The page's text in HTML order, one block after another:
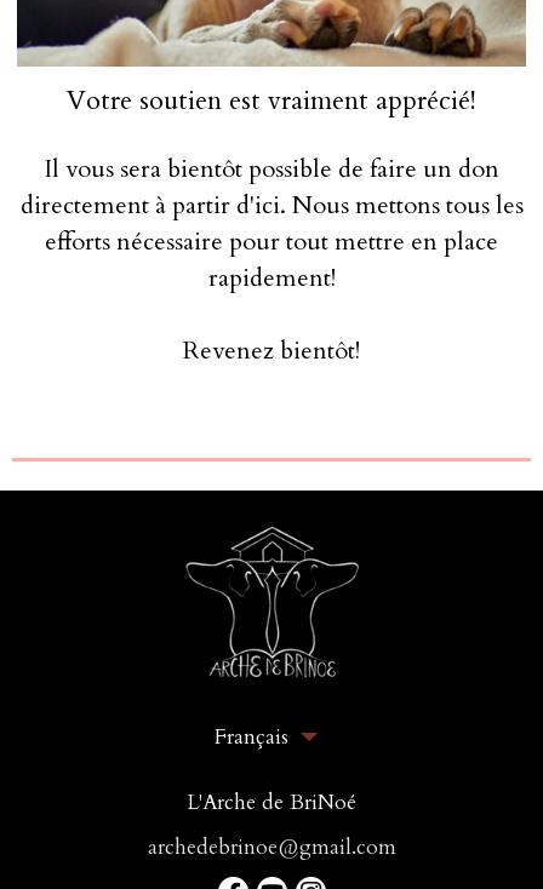
Votre soutien est vraiment apprécié!
Il vous sera bientôt possible de faire un don
directement à partir d'ici. Nous mettons tous les
efforts nécessaire pour tout mettre en place
rapidement!
Revenez bientôt!
Français
L'Arche de BriNoé
archedebrinoe@gmail.com